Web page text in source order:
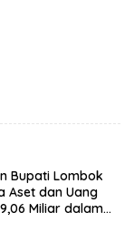
Bupati Lombok
Aset dan Uang
Miliar dalam